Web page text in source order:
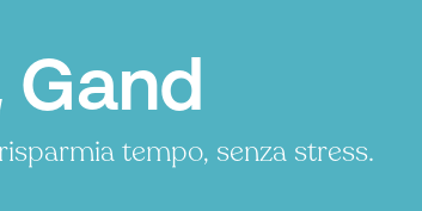
Gand
tempo, senza stress.